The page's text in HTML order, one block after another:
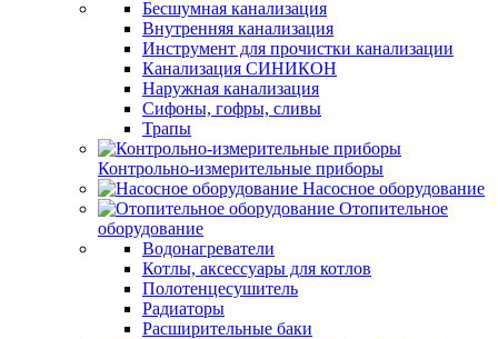
Бесшумная канализация
Внутренняя канализация
Инструмент для прочистки канализации
Канализация СИНИКОН
Наружная канализация
Сифоны, гофры, сливы
Трапы
Контрольно-измерительные приборы
Насосное оборудование
Отопительное
оборудование
Водонагреватели
Котлы, аксессуары для котлов
Полотенцесушитель
Радиаторы
Расширительные баки